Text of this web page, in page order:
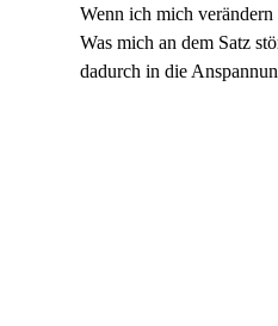
Wenn ich mich
Was mich an dem Satz
dadurch in die